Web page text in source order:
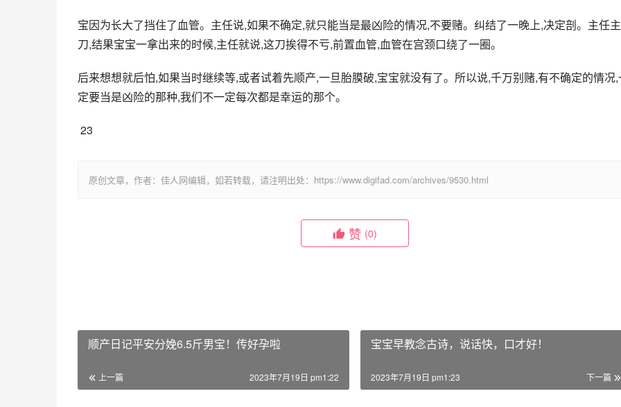
宝因为长大了挡住了血管。主任说,如果不确定,就只能当是最凶险的情况,不要赌。纠结了一晚上,决定剖。主任主
刀,结果宝宝一拿出来的时候,主任就说,这刀挨得不亏,前置血管,血管在宫颈口绕了一圈。
后来想想就后怕,如果当时继续等,或者试着先顺产,一旦胎膜破,宝宝就没有了。所以说,千万别赌,有不确定的情况
定要当是凶险的那种,我们不一定每次都是幸运的那个。
23
原创文章，作者：佳人网编辑，如若转载，请注明出处：https://www.digifad.com/archives/9530.html
赞 (0)
顺产日记平安分娩6.5斤男宝！传好孕啦
上一篇 2023年7月19日 pm1:22
宝宝早教念古诗，说话快，口才好！
下一篇
2023年7月19日 pm1:23